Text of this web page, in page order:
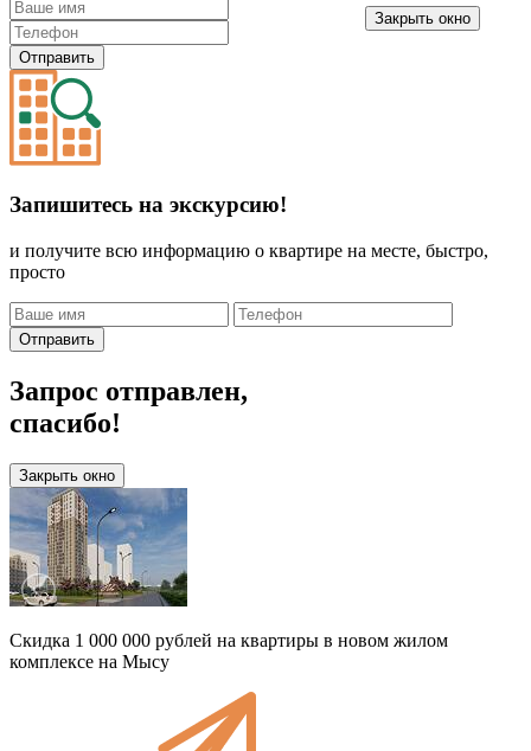
Отправить
Закрыть окно
Запишитесь на экскурсию!
и получите всю информацию о квартире на месте, быстро,
просто
Отправить
Запрос отправлен,
спасибо!
Закрыть окно
Скидка 1 000 000 рублей на квартиры в новом жилом
комплексе на Мысу